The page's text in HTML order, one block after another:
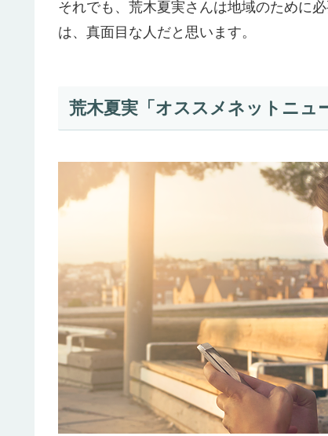
それでも、荒木夏実さんは地域のために
は、真面目な人だと思います。
荒木夏実「オススメネットニュ